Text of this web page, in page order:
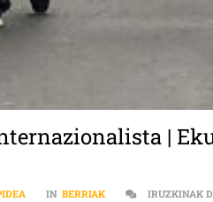
|
IN BERRIAK IRUZKINAK